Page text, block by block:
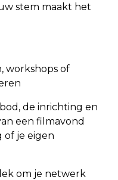
stem maakt het
workshops of
de inrichting en
een filmavond
je eigen
om je netwerk